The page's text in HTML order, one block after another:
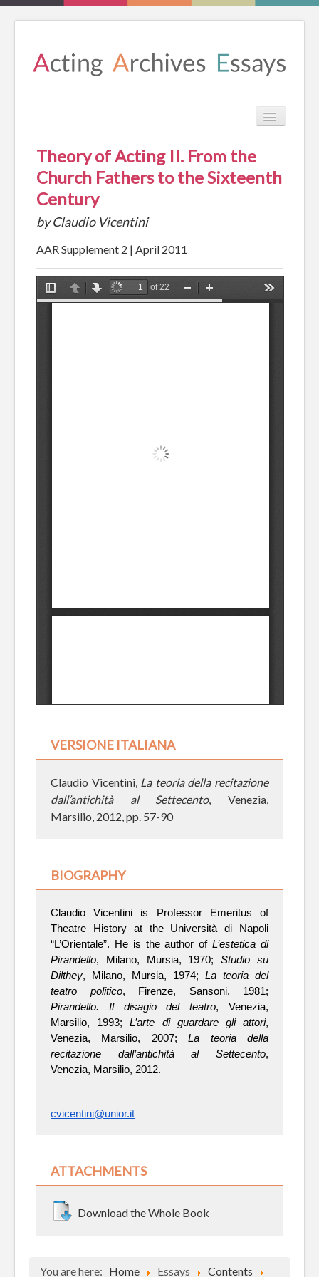
HOME
ESSAYS
BOOKS
CATALOGUE
Theory of Acting II. From the
Church Fathers to the Sixteenth
Century
by Claudio Vicentini
AAR Supplement 2 | April 2011
VERSIONE ITALIANA
Claudio Vicentini, La teoria della recitazione
dall’antichità al Settecento, Venezia,
Marsilio, 2012, pp. 57-90
BIOGRAPHY
Claudio Vicentini is Professor Emeritus of
Theatre History at the Università di Napoli
“L’Orientale”. He is the author of L’estetica di
Pirandello, Milano, Mursia, 1970; Studio su
Dilthey, Milano, Mursia, 1974; La teoria del
teatro politico
Pirandello. Il disagio del teatro, Venezia,
Marsilio, 1993; L’arte di guardare gli attori,
Venezia, Marsilio, 2007; La teoria della
recitazione dall’antichità al Settecento,
Venezia, Marsilio, 2012.
cvicentini@unior.it
ATTACHMENTS
Download the Whole Book
You are here: Home Essays Contents